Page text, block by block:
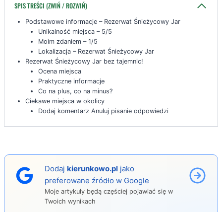
SPIS TREŚCI (ZWIŃ / ROZWIŃ)
Podstawowe informacje – Rezerwat Śnieżycowy Jar
Unikalność miejsca – 5/5
Moim zdaniem – 1/5
Lokalizacja – Rezerwat Śnieżycowy Jar
Rezerwat Śnieżycowy Jar bez tajemnic!
Ocena miejsca
Praktyczne informacje
Co na plus, co na minus?
Ciekawe miejsca w okolicy
Dodaj komentarz Anuluj pisanie odpowiedzi
Dodajkierunkowo.pl jako
preferowane źródło w Google
Moje artykuły będą częściej pojawiać się w
Twoich wynikach